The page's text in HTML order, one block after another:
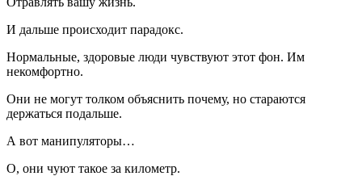
И дальше происходит парадокс.
Нормальные, здоровые люди чувствуют этот фон. Им
некомфортно.
Они не могут толком объяснить почему, но стараются
держаться подальше.
А вот манипуляторы…
О, они чуют такое за километр.